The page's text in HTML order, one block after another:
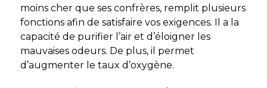
moins cher que ses confrères, remplit plusieurs
fonctions afin de satisfaire vos exigences. Il a la
capacité de purifier l’air et d’éloigner les
mauvaises odeurs. De plus, il permet
d’augmenter le taux d’oxygène.